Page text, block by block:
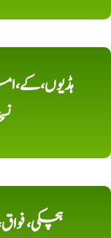
ہچکی،